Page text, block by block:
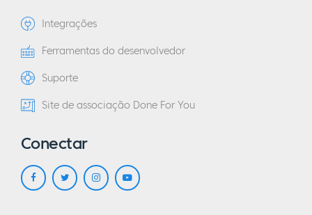
Integrações
Ferramentas do desenvolvedor
Suporte
Site de associação Done For You
Conectar